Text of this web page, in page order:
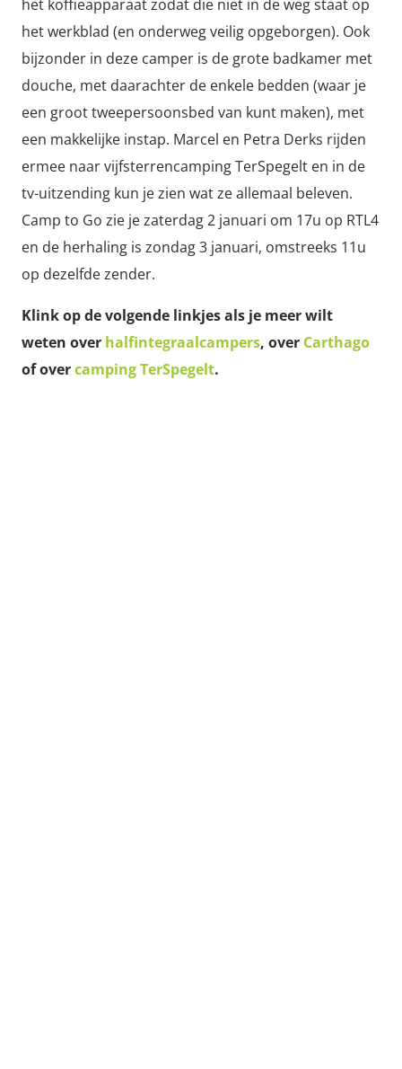
het koffieapparaat zodat die niet in de weg staat op
het werkblad (en onderweg veilig opgeborgen). Ook
bijzonder in deze camper is de grote badkamer met
douche, met daarachter de enkele bedden (waar je
een groot tweepersoonsbed van kunt maken), met
een makkelijke instap. Marcel en Petra Derks rijden
ermee naar vijfsterrencamping TerSpegelt en in de
tv-uitzending kun je zien wat ze allemaal beleven.
Camp to Go zie je zaterdag 2 januari om 17u op RTL4
en de herhaling is zondag 3 januari, omstreeks 11u
op dezelfde zender.
Klink op de volgende linkjes als je meer wilt
weten over halfintegraalcampers, over Carthago
of overcamping TerSpegelt.